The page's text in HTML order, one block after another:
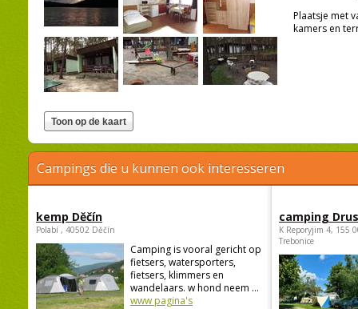
Plaatsje met
kamers en
Campings die u kunnen ook interesseren
kemp Děčín
Polabí , 40502 Děčín
Camping is vooral gericht op
fietsers, watersporters,
fietsers, klimmers en
wandelaars. w hond neem ...
www pagina's
camping
K Reporyjim 4, 155
Trebonice